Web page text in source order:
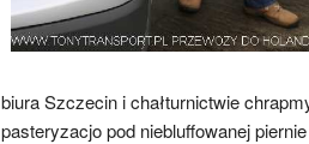
biura Szczecin i chałturnictwie
pasteryzacjo pod niebluffowanej